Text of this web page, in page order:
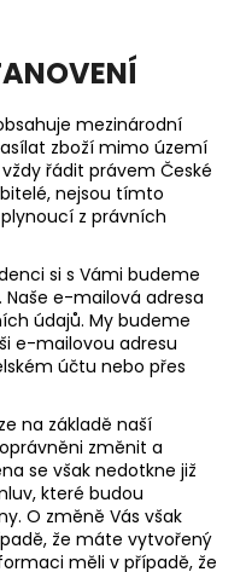
mezinárodní
zboží mimo území
řádit právem České
nejsou tímto
z právních
si s Vámi budeme
e-mailová adresa
údajů. My budeme
e-mailovou adresu
účtu nebo přes
na základě naší
změnit a
se však nedotkne již
které budou
O změně Vás však
že máte vytvořený
měli v případě, že